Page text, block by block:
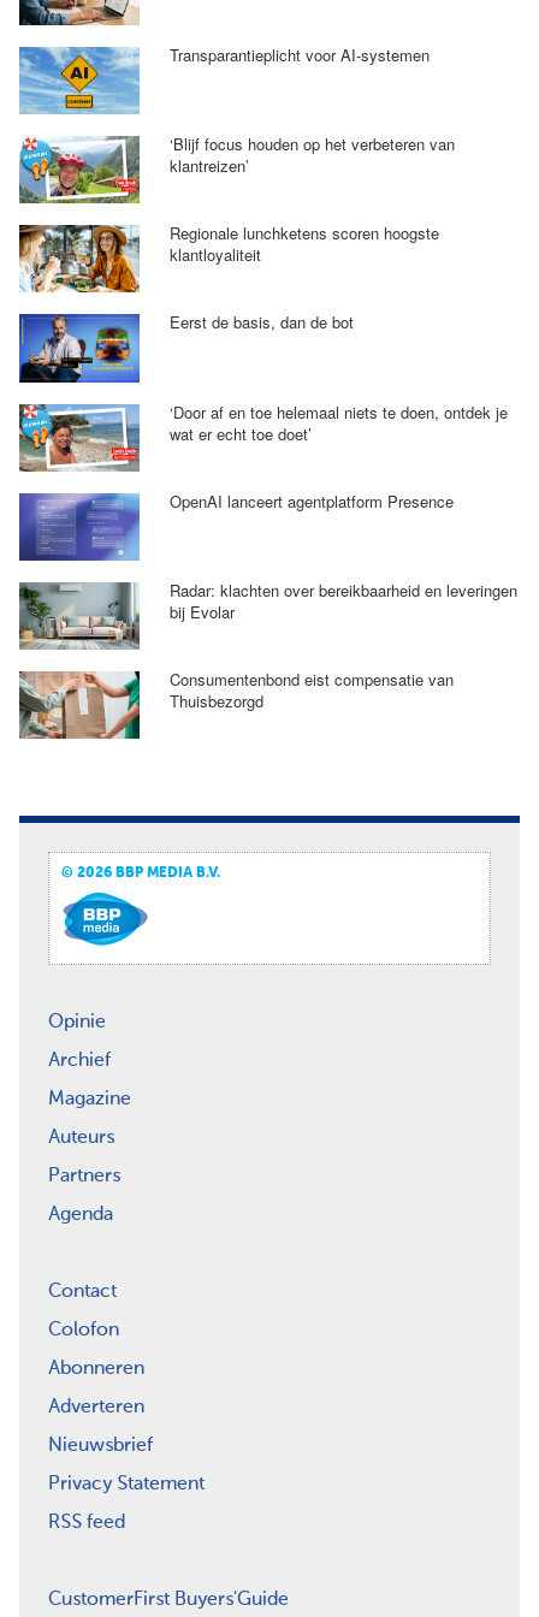
Transparantieplicht voor AI-systemen
‘Blijf focus houden op het verbeteren van
klantreizen’
Regionale lunchketens scoren hoogste
klantloyaliteit
Eerst de basis, dan de bot
‘Door af en toe helemaal niets te doen, ontdek je
wat er echt toe doet’
OpenAI lanceert agentplatform Presence
Radar: klachten over bereikbaarheid en leveringen
bij Evolar
Consumentenbond eist compensatie van
Thuisbezorgd
© 2026 BBP MEDIA B.V.
Opinie
Archief
Magazine
Auteurs
Partners
Agenda
Contact
Colofon
Abonneren
Adverteren
Nieuwsbrief
Privacy Statement
RSS feed
CustomerFirst Buyers'Guide